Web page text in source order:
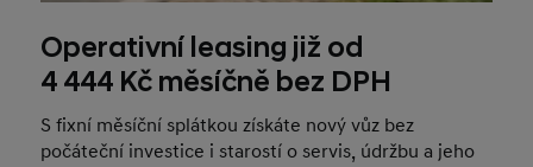
Operativní leasing již od
4 444 Kč měsíčně bez DPH
S fixní měsíční splátkou získáte nový vůz bez
počáteční investice i starostí o servis, údržbu a jeho